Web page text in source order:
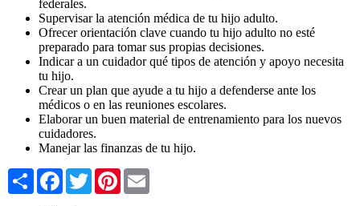
federales.
Supervisar la atención médica de tu hijo adulto.
Ofrecer orientación clave cuando tu hijo adulto no esté
preparado para tomar sus propias decisiones.
Indicar a un cuidador qué tipos de atención y apoyo necesita
tu hijo.
Crear un plan que ayude a tu hijo a defenderse ante los
médicos o en las reuniones escolares.
Elaborar un buen material de entrenamiento para los nuevos
cuidadores.
Manejar las finanzas de tu hijo.
Share Facebook
TwitterPinterest